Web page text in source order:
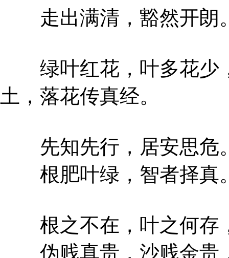
走出满清，豁然开朗
绿叶红花，叶多花少
土，落花传真经。
先知先行，居安思危
根肥叶绿，智者择真
根之不在，叶之何存
伪贱真贵，沙贱金贵